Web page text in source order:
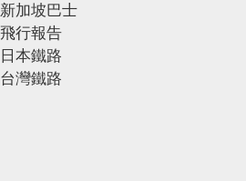
新加坡巴士
飛行報告
日本鐵路
台灣鐵路